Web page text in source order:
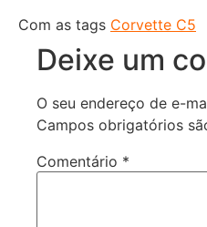
Com as tags Corvette C5
Deixe um
O seu endereço de e-
Campos obrigatórios
Comentário *